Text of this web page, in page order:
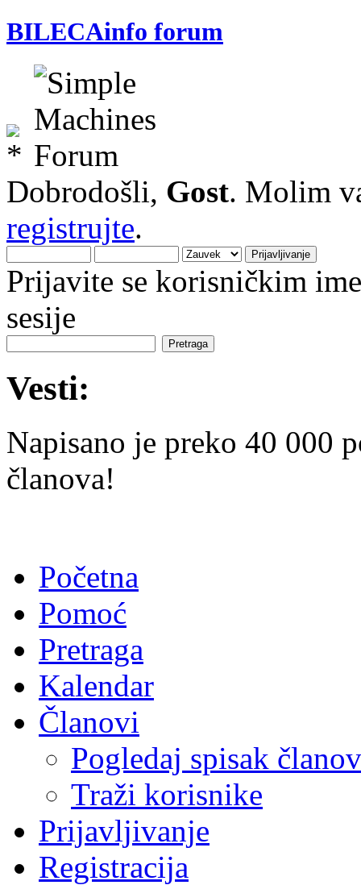
BILECAinfo forum
Dobrodošli, Gost. Molim
registrujte.
Prijavite se korisničkim
sesije
Vesti:
Napisano je preko 40 000
članova!
Početna
Pomoć
Pretraga
Kalendar
Članovi
Pogledaj spisak
Traži korisnike
Prijavljivanje
Registracija